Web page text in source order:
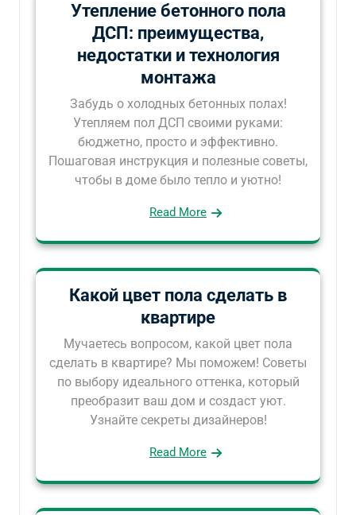
Утепление бетонного пола
ДСП: преимущества,
недостатки и технология
монтажа
Забудь о холодных бетонных полах!
Утепляем пол ДСП своими руками:
бюджетно, просто и эффективно.
Пошаговая инструкция и полезные советы,
чтобы в доме было тепло и уютно!
Read More
Какой цвет пола сделать в
квартире
Мучаетесь вопросом, какой цвет пола
сделать в квартире? Мы поможем! Советы
по выбору идеального оттенка, который
преобразит ваш дом и создаст уют.
Узнайте секреты дизайнеров!
Read More